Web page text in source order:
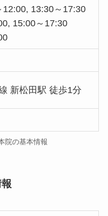
12:00, 13:30～17:30
15:00～17:30
新松田駅 徒歩1分
院の基本情報